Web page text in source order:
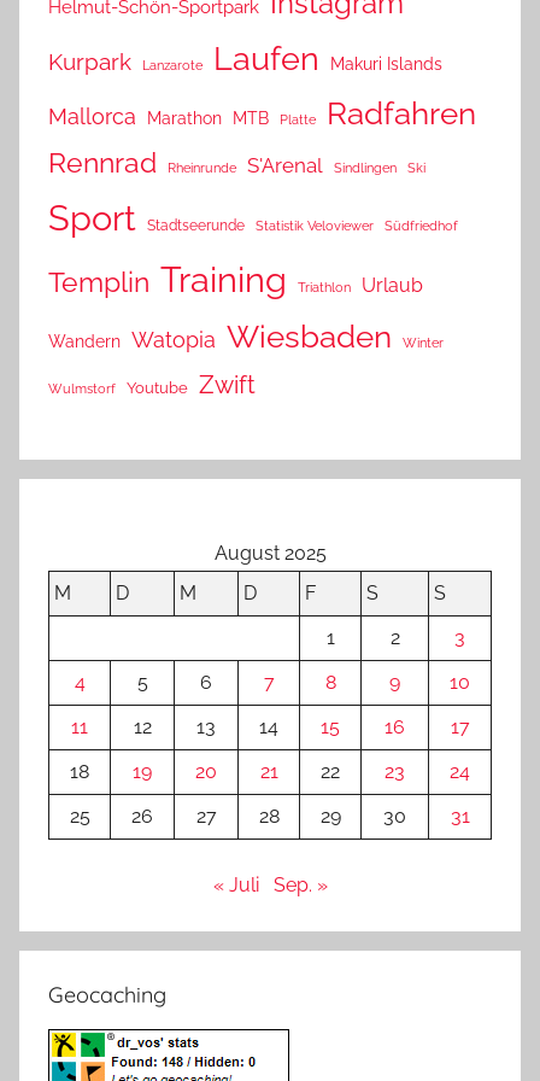
Helmut-Schön-Sportpark
Kurpark Lanzarote Laufen Makuri Islands
Mallorca Marathon MTB Platte Radfahren
Rennrad Rheinrunde S'Arenal Sindlingen Ski
Sport Stadtseerunde Statistik Veloviewer Südfriedhof
Templin Training Triathlon Urlaub
Wandern Watopia Wiesbaden Winter
Wulmstorf Youtube Zwift
August 2025
M
D M D F S
S
1
2
3
4
5 6 7 8 9
10
11
12 13 14 15 16
17
18
19 20 21 22 23
24
25
26 27 28 29 30 31
« Juli Sep. »
Geocaching